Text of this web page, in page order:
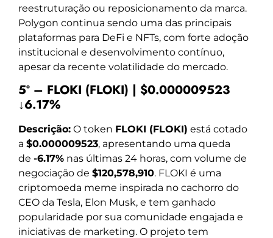
reestruturação ou reposicionamento da marca.
Polygon continua sendo uma das principais
plataformas para DeFi e NFTs, com forte adoção
institucional e desenvolvimento contínuo,
apesar da recente volatilidade do mercado.
5º – FLOKI (FLOKI) | $0.000009523
↓6.17%
Descrição: O token FLOKI (FLOKI) está cotado
a $0.000009523, apresentando uma queda
de -6.17% nas últimas 24 horas, com volume de
negociação de $120,578,910. FLOKI é uma
criptomoeda meme inspirada no cachorro do
CEO da Tesla, Elon Musk, e tem ganhado
popularidade por sua comunidade engajada e
iniciativas de marketing. O projeto tem